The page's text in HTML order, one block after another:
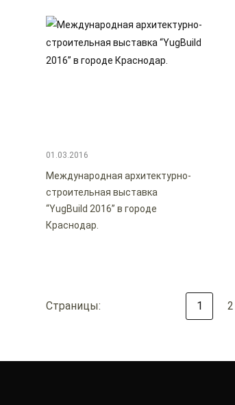
01.03.2016
Международная архитектурно-
строительная выставка
“YugBuild 2016” в городе
Краснодар.
Страницы: 1 2